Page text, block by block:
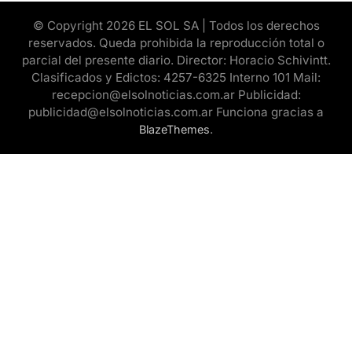
© Copyright 2026 EL SOL SA | Todos los derechos
reservados. Queda prohibida la reproducción total o
parcial del presente diario. Director: Horacio Schivintt.
Clasificados y Edictos: 4257-6325 Interno 101 Mail:
recepcion@elsolnoticias.com.ar Publicidad:
publicidad@elsolnoticias.com.ar Funciona gracias a
BlazeThemes.